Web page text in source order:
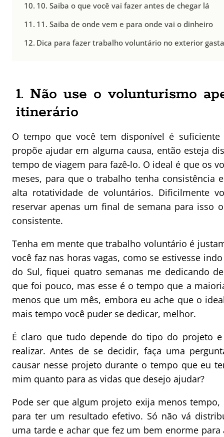
10. Saiba o que você vai fazer antes de chegar lá
11. Saiba de onde vem e para onde vai o dinheiro
Dica para fazer trabalho voluntário no exterior
1. Não use o volunturismo
itinerário
O tempo que você tem disponível é
propõe ajudar em alguma causa, então esteja
tempo de viagem para fazê-lo. O ideal é que os
meses, para que o trabalho tenha
alta rotatividade de voluntários. Dificilmente
reservar apenas um final de semana para isso
consistente.
Tenha em mente que trabalho voluntário é
você faz nas horas vagas, como se estivesse
do Sul, fiquei quatro semanas me dedicando
que foi pouco, mas esse é o tempo que a
menos que um mês, embora eu ache que o
mais tempo você puder se dedicar, melhor.
É claro que tudo depende do tipo do projeto
realizar. Antes de se decidir, faça uma
causar nesse projeto durante o tempo que eu
mim quanto para as vidas que desejo ajudar?
Pode ser que algum projeto exija menos
para ter um resultado efetivo. Só não vá
uma tarde e achar que fez um bem enorme